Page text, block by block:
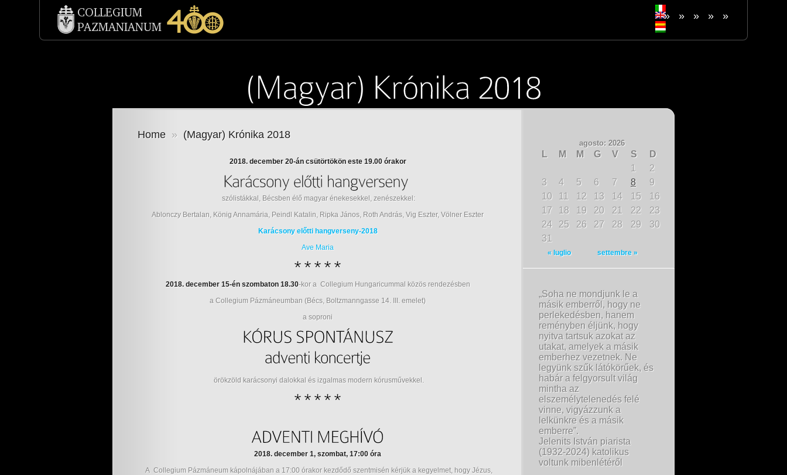
» » » » »
Home » (Magyar) Krónika 2018
2018. december 20-án csütörtökön este 19.00 órakor
szólistákkal, Bécsben élő magyar énekesekkel, zenészekkel:
Ablonczy Bertalan, König Annamária, Peindl Katalin, Ripka János, Roth András, Vig Eszter, Völner Eszter
Karácsony előtti hangverseny-2018
Ave Maria
2018. december 15-én szombaton 18.30-kor a Collegium Hungaricummal közös rendezésben
a Collegium Pázmáneumban (Bécs, Boltzmanngasse 14. III. emelet)
a soproni
örökzöld karácsonyi dalokkal és izgalmas modern kórusművekkel.
2018. december 1, szombat, 17:00 óra
A Collegium Pázmáneum kápolnájában a 17:00 órakor kezdődő szentmisén kérjük a kegyelmet, hogy Jézus,
agosto: 2026
L M M G V S D
« luglio settembre »
1
2
3
4 5 6 7 8
9
10
11 12 13 14 15
16
17
18 19 20 21 22
23
24
25 26 27 28 29
30
31
„Soha ne mondjunk le a
másik emberről, hogy ne
perlekedésben, hanem
reményben éljünk, hogy
nyitva tartsuk azokat az
utakat, amelyek a másik
emberhez vezetnek. Ne
legyünk szűk látókörűek, és
habár a felgyorsult világ
mintha az
elszemélytelenedés felé
vinne, vigyázzunk a
lelkünkre és a másik
emberre”.
Jelenits István piarista
(1932-2024) katolikus
voltunk mibenlétéről